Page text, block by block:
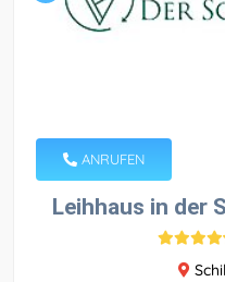
ANRUFEN
Leihhaus in der